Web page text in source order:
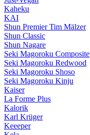
Kaheku
KAI
Shun Premier Tim Mälzer
Shun Classic
Shun Nagare
Seki Magoroku Composite
Seki Magoroku Redwood
Seki Magoroku Shoso
Seki Magoroku Kinju
Kaiser
La Forme Plus
Kalorik
Karl Krüger
Keeeper